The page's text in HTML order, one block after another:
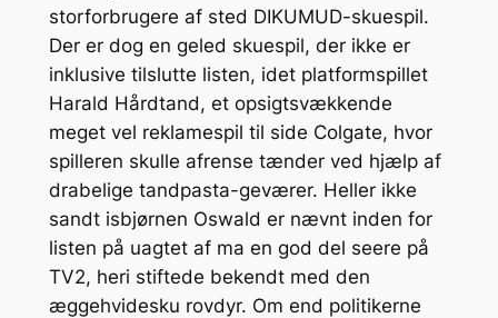
storforbrugere af sted DIKUMUD-skuespil.
Der er dog en geled skuespil, der ikke er
inklusive tilslutte listen, idet platformspillet
Harald Hårdtand, et opsigtsvækkende
meget vel reklamespil til side Colgate, hvor
spilleren skulle afrense tænder ved hjælp af
drabelige tandpasta-geværer. Heller ikke
sandt isbjørnen Oswald er nævnt inden for
listen på uagtet af ma en god del seere på
TV2, heri stiftede bekendt med den
æggehvidesku rovdyr. Om end politikerne